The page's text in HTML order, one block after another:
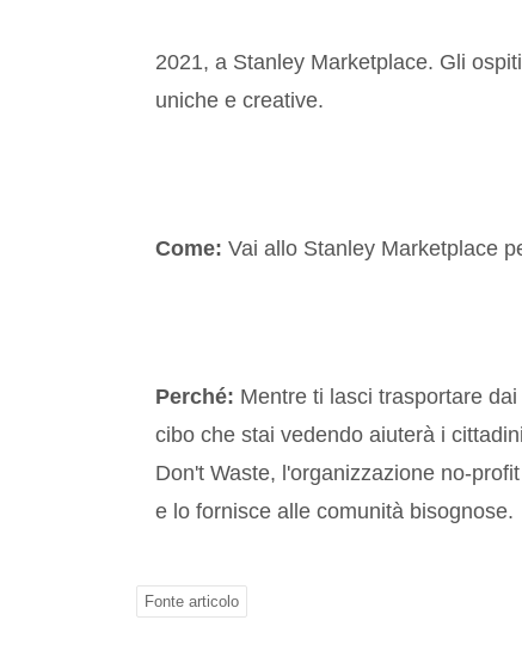
2021, a Stanley Marketplace. Gli
uniche e creative.
Come: Vai allo Stanley Marketplace
Perché: Mentre ti lasci trasportare
cibo che stai vedendo aiuterà i
Don't Waste, l'organizzazione no-
e lo fornisce alle comunità bisognose.
Fonte articolo